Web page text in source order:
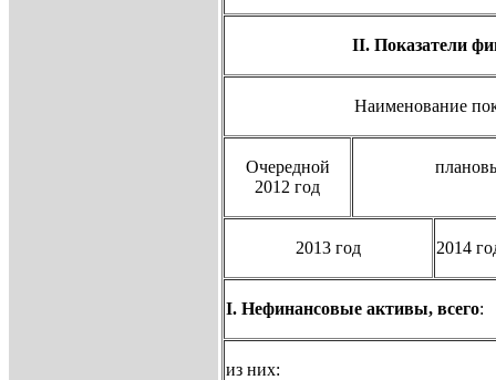
II. Показатели
Наименование
Очередной
2012 год
2013 год 2014
I. Нефинансовые активы, всего:
из них: